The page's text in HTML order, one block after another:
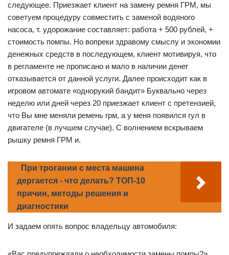
следующее. Приезжает клиент на замену ремня ГРМ, мы
советуем процедуру совместить с заменой водяного
насоса, т. удорожание составляет: работа + 500 рублей, +
стоимость помпы. Но вопреки здравому смыслу и экономии
денежных средств в последующем, клиент мотивируя, что
в регламенте не прописано и мало в наличии денег
отказывается от данной услуги. Далее происходит как в
игровом автомате «однорукий бандит» Буквально через
неделю или дней через 20 приезжает клиент с претензией,
что Вы мне меняли ремень грм, а у меня появился гул в
двигателе (в лучшем случае). С волнением вскрываем
рышку ремня ГРМ и.
При трогании с места машина
дергается - что делать? ТОП-10
причин, методы решения и
диагностики
И задаем опять вопрос владельцу автомобиля: